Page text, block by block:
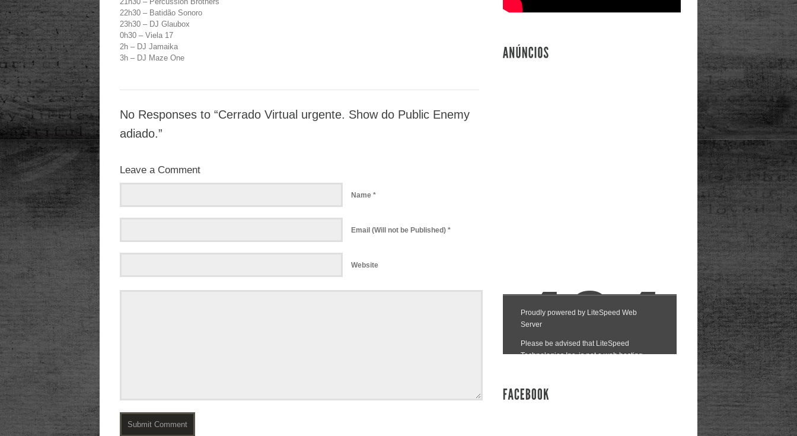
22h30 – Batidão Sonoro
23h30 – DJ Glaubox
0h30 – Viela 17
2h – DJ Jamaika
3h – DJ Maze One
No Responses to “Cerrado Virtual urgente. Show do Public Enemy
adiado.”
Leave a Comment
Name *
Email (Will not be Published) *
Website